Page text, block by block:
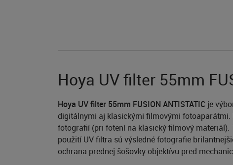
Hoya UV filter 55mm
Hoya UV filter 55mm FUSION ANTISTATIC je
digitálnymi aj klasickými filmovými fotoaparátmi.
fotografií (pri fotení na klasický filmový
použití UV filtra sú výsledné fotografie
ochrana prednej šošovky objektívu pred